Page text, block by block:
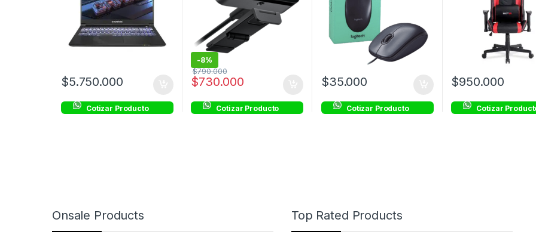
$5.750.000
Cotizar Producto
-8%
$730.000
$790.000
Cotizar Producto
$35.000
Cotizar Producto
$950.000
Cotizar
Onsale Products Top Rated Products